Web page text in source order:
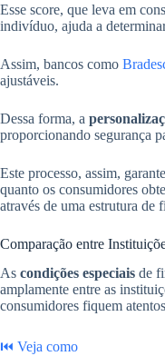
Esse score, que leva em
indivíduo, ajuda a
Assim, bancos como
ajustáveis.
Dessa forma, a
proporcionando segurança
Este processo, assim,
quanto os consumidores
através de uma estrutura de
Comparação entre
As condições especiais de
amplamente entre as
consumidores fiquem
⏮️ Veja como